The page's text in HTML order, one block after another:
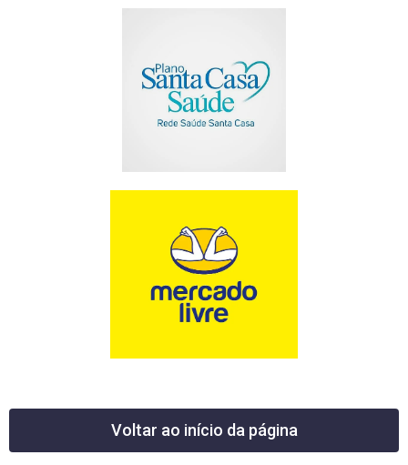
Voltar ao início da página